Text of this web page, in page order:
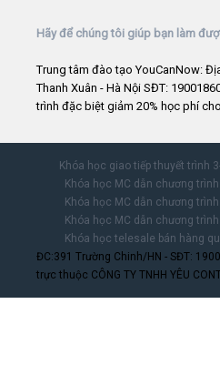
Hãy để chúng tôi giúp bạn làm
Trung tâm đào tạo YouCanNow:
Thanh Xuân - Hà Nội SĐT:
trình đặc biệt giảm 20% học phí
Khóa học giao tiếp thuyết trình
Khóa học MC dẫn chương
Khóa học MC dẫn chương
Khóa học MC dẫn chương
Khóa học telesale bán hàng
ĐC:391 Trường Chinh/HN - SĐT:
trực thuộc CÔNG TY TNHH YÊU